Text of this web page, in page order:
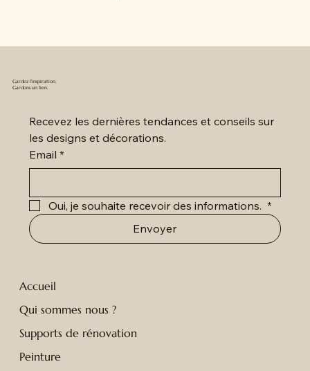
Accueil
Qui sommes nous ?
Supports de rénovation
Peinture
Gardez l'inspiration.
Gardons un lien.
Recevez les dernières tendances et conseils sur
les designs et décorations.
Email *
Oui, je souhaite recevoir des informations. *
Envoyer